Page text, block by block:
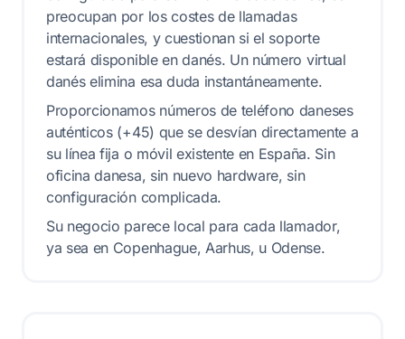
preocupan por los costes de llamadas
internacionales, y cuestionan si el soporte
estará disponible en danés. Un número virtual
danés elimina esa duda instantáneamente.
Proporcionamos números de teléfono daneses
auténticos (+45) que se desvían directamente a
su línea fija o móvil existente en España. Sin
oficina danesa, sin nuevo hardware, sin
configuración complicada.
Su negocio parece local para cada llamador,
ya sea en Copenhague, Aarhus, u Odense.